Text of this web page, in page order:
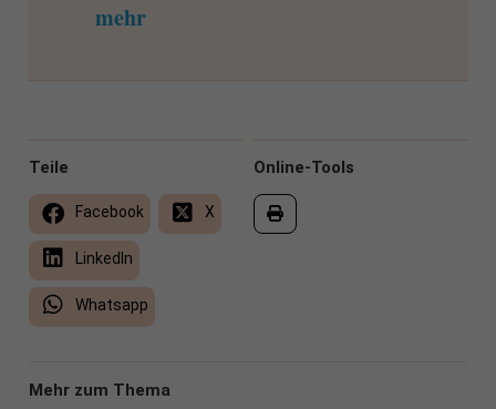
mehr
Online-Tools
Teile
Facebook X
LinkedIn
Whatsapp
Mehr zum Thema